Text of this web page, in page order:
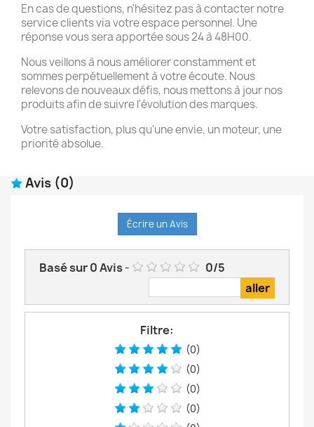
En cas de questions, n'hésitez pas à contacter notre
service clients via votre espace personnel. Une
réponse vous sera apportée sous 24 à 48H00.
Nous veillons à nous améliorer constamment et
sommes perpétuellement à votre écoute. Nous
relevons de nouveaux défis, nous mettons à jour nos
produits afin de suivre l'évolution des marques.
Votre satisfaction, plus qu'une envie, un moteur, une
priorité absolue.
Avis (0)
Écrire un Avis
Basé sur0Avis- 0/5
Filtre:
(0)
(0)
(0)
(0)